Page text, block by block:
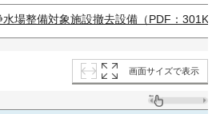
場整備対象施設撤去設備（PDF：
画面サイズで表示